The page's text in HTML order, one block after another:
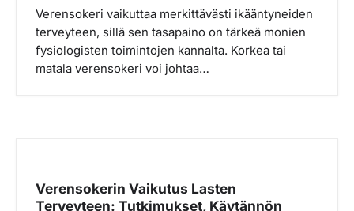
Verensokeri vaikuttaa merkittävästi ikääntyneiden
terveyteen, sillä sen tasapaino on tärkeä monien
fysiologisten toimintojen kannalta. Korkea tai
matala verensokeri voi johtaa…
Verensokerin Vaikutus Lasten
Terveyteen: Tutkimukset, Käytännön